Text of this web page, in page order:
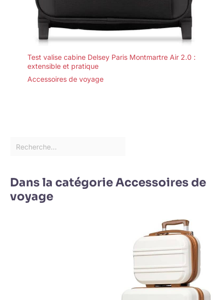
Test valise cabine Delsey Paris Montmartre Air 2.0 :
extensible et pratique
Accessoires de voyage
Dans la catégorie Accessoires de
voyage